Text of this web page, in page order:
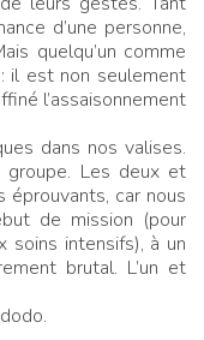
d’une personne,
quelqu’un comme
: il est non seulement
l’assaisonnement
dans nos valises.
Les deux et
car nous
de mission (pour
soins intensifs), à un
brutal. L’un et